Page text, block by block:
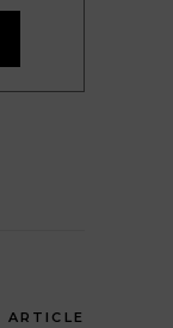
ARTICLE